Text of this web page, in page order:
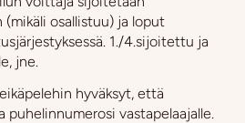
(mikäli osallistuu) ja loput
1./4.sijoitettu ja
jne.
hyväksyt, että
puhelinnumerosi vastapelaajalle.